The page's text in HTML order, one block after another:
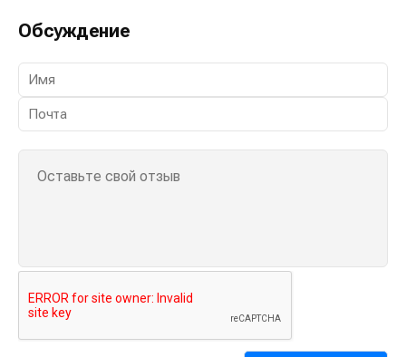
Обсуждение